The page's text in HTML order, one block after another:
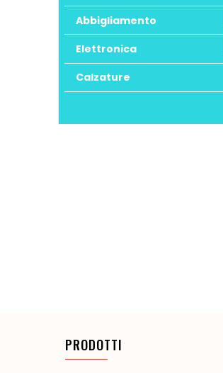
Abbigliamento
Elettronica
Calzature
PRODOTTI